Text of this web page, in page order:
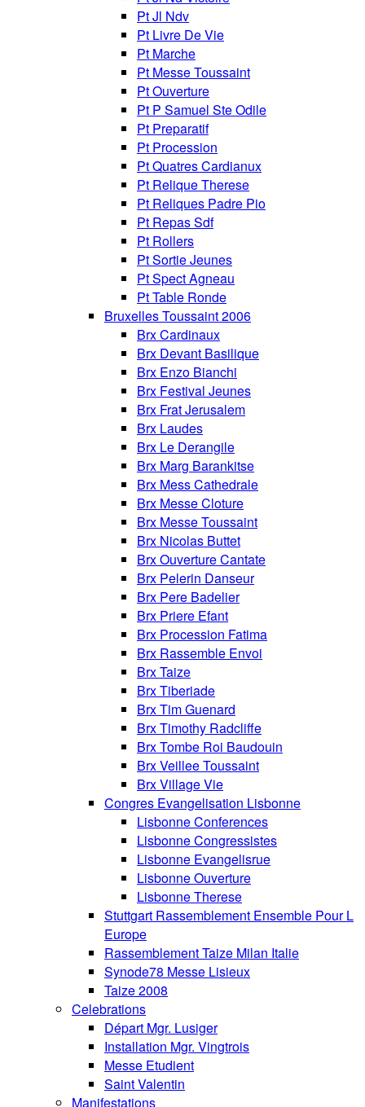
Pt Jl Ndv
Pt Livre De Vie
Pt Marche
Pt Messe Toussaint
Pt Ouverture
Pt P Samuel Ste Odile
Pt Preparatif
Pt Procession
Pt Quatres Cardianux
Pt Relique Therese
Pt Reliques Padre Pio
Pt Repas Sdf
Pt Rollers
Pt Sortie Jeunes
Pt Spect Agneau
Pt Table Ronde
Bruxelles Toussaint 2006
Brx Cardinaux
Brx Devant Basilique
Brx Enzo Bianchi
Brx Festival Jeunes
Brx Frat Jerusalem
Brx Laudes
Brx Le Derangile
Brx Marg Barankitse
Brx Mess Cathedrale
Brx Messe Cloture
Brx Messe Toussaint
Brx Nicolas Buttet
Brx Ouverture Cantate
Brx Pelerin Danseur
Brx Pere Badelier
Brx Priere Efant
Brx Procession Fatima
Brx Rassemble Envoi
Brx Taize
Brx Tiberiade
Brx Tim Guenard
Brx Timothy Radcliffe
Brx Tombe Roi Baudouin
Brx Veillee Toussaint
Brx Village Vie
Congres Evangelisation Lisbonne
Lisbonne Conferences
Lisbonne Congressistes
Lisbonne Evangelisrue
Lisbonne Ouverture
Lisbonne Therese
Stuttgart Rassemblement Ensemble Pour L
Europe
Rassemblement Taize Milan Italie
Synode78 Messe Lisieux
Taize 2008
Celebrations
Départ Mgr. Lusiger
Installation Mgr. Vingtrois
Messe Etudient
Saint Valentin
Manifestations